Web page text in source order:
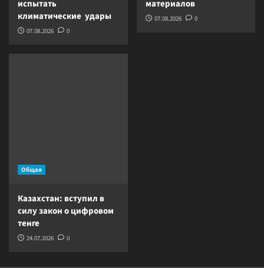
испытать
климатические удары
07.08.2026 0
материалов
07.08.2026 0
Общая
Казахстан: вступил в
силу закон о цифровом
тенге
24.07.2026 0